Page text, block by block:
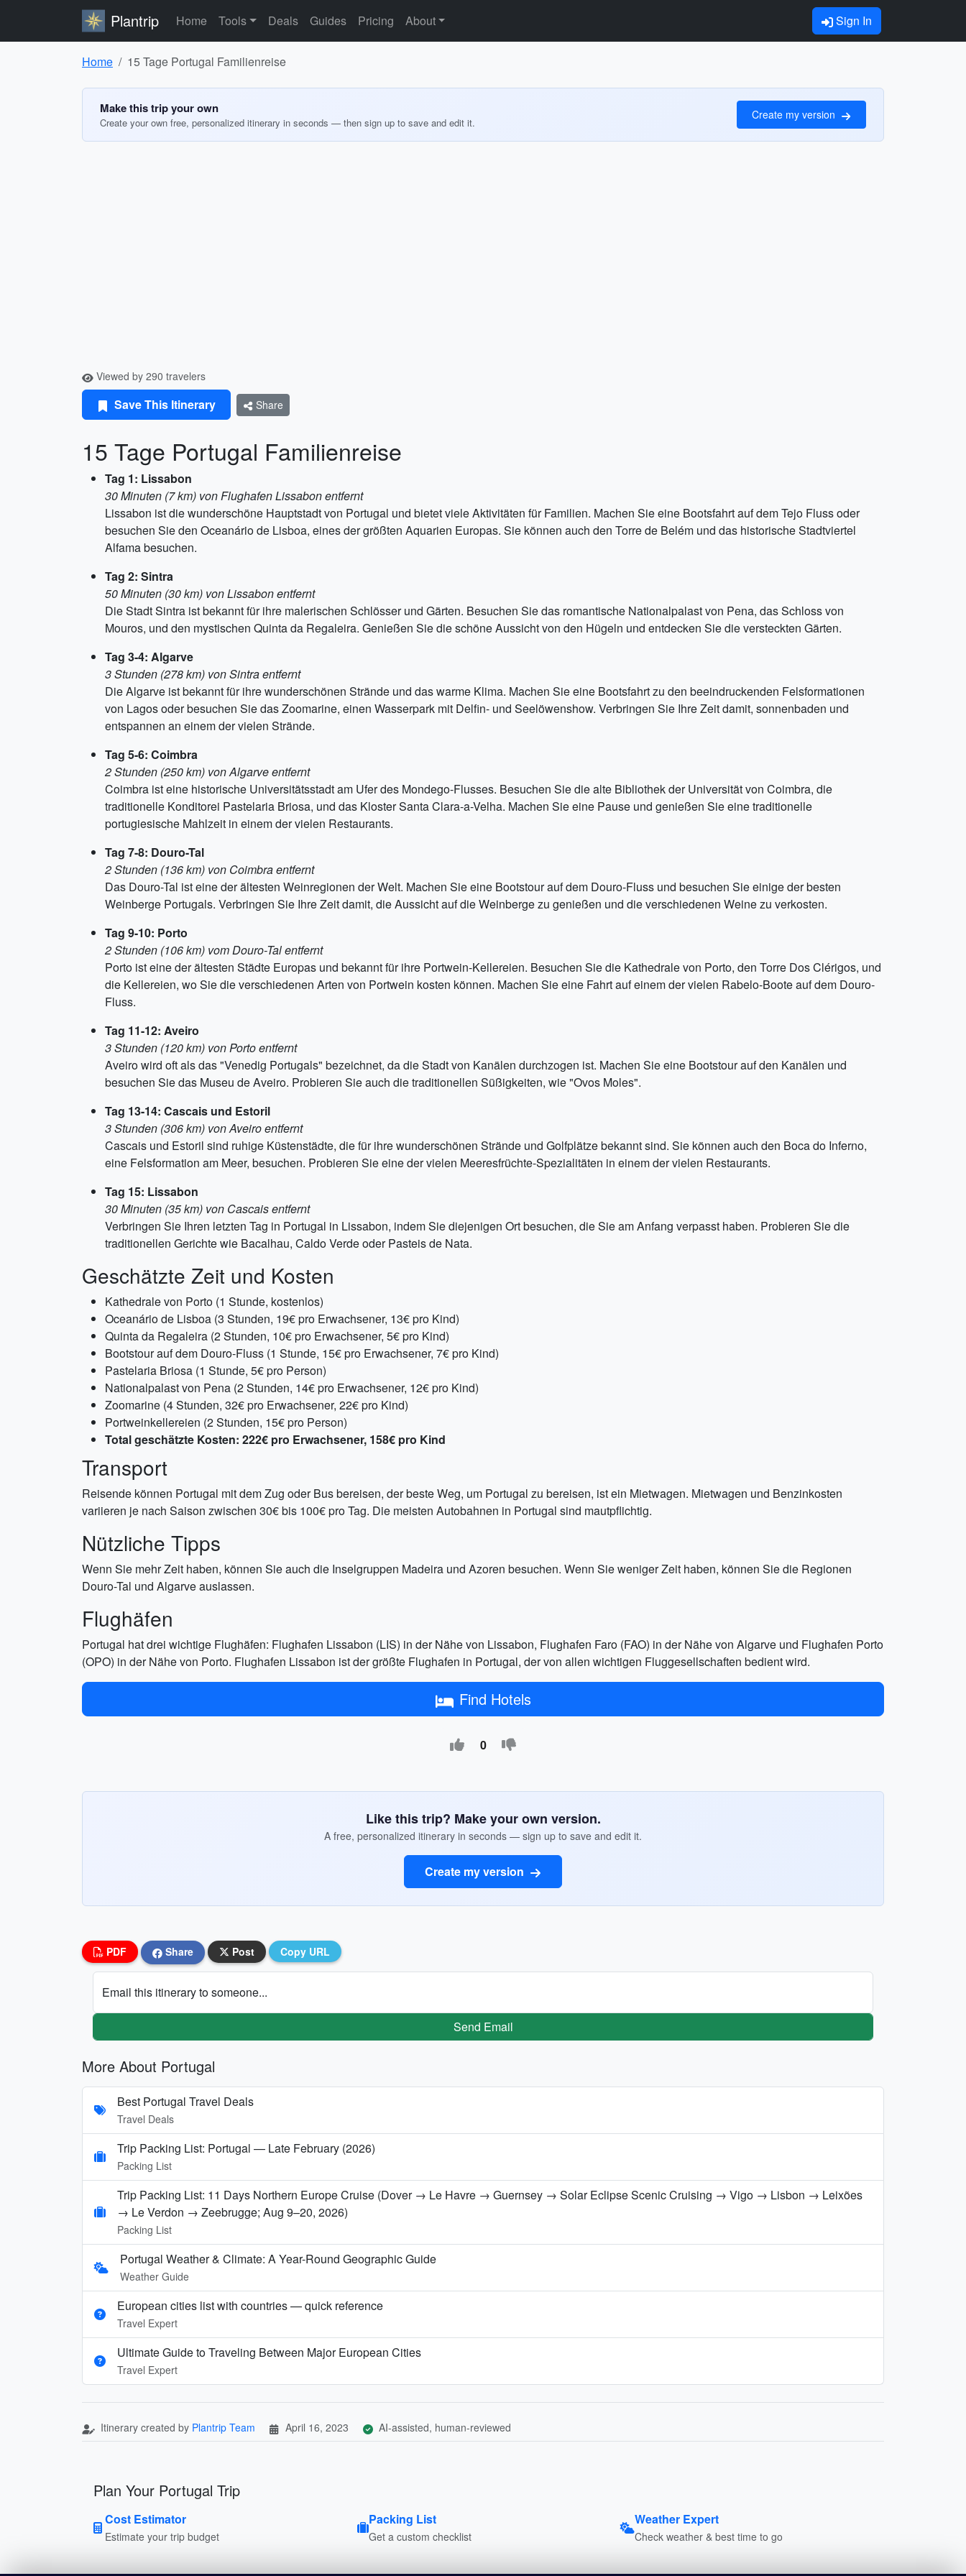
Plantrip Home Tools Deals Guides Pricing About Sign In
Home 15 Tage Portugal Familienreise
Make this trip your own
Create your own free, personalized itinerary in seconds — then sign up to save and edit it.
Create my version
Viewed by 290 travelers
Save This Itinerary Share
15 Tage Portugal Familienreise
Tag 1: Lissabon
30 Minuten (7 km) von Flughafen Lissabon entfernt
Lissabon ist die wunderschöne Hauptstadt von Portugal und bietet viele Aktivitäten für Familien. Machen Sie eine Bootsfahrt auf dem Tejo Fluss oder
besuchen Sie den Oceanário de Lisboa, eines der größten Aquarien Europas. Sie können auch den Torre de Belém und das historische Stadtviertel
Alfama besuchen.
Tag 2: Sintra
50 Minuten (30 km) von Lissabon entfernt
Die Stadt Sintra ist bekannt für ihre malerischen Schlösser und Gärten. Besuchen Sie das romantische Nationalpalast von Pena, das Schloss von
Mouros, und den mystischen Quinta da Regaleira. Genießen Sie die schöne Aussicht von den Hügeln und entdecken Sie die versteckten Gärten.
Tag 3-4: Algarve
3 Stunden (278 km) von Sintra entfernt
Die Algarve ist bekannt für ihre wunderschönen Strände und das warme Klima. Machen Sie eine Bootsfahrt zu den beeindruckenden Felsformationen
von Lagos oder besuchen Sie das Zoomarine, einen Wasserpark mit Delfin- und Seelöwenshow. Verbringen Sie Ihre Zeit damit, sonnenbaden und
entspannen an einem der vielen Strände.
Tag 5-6: Coimbra
2 Stunden (250 km) von Algarve entfernt
Coimbra ist eine historische Universitätsstadt am Ufer des Mondego-Flusses. Besuchen Sie die alte Bibliothek der Universität von Coimbra, die
traditionelle Konditorei Pastelaria Briosa, und das Kloster Santa Clara-a-Velha. Machen Sie eine Pause und genießen Sie eine traditionelle
portugiesische Mahlzeit in einem der vielen Restaurants.
Tag 7-8: Douro-Tal
2 Stunden (136 km) von Coimbra entfernt
Das Douro-Tal ist eine der ältesten Weinregionen der Welt. Machen Sie eine Bootstour auf dem Douro-Fluss und besuchen Sie einige der besten
Weinberge Portugals. Verbringen Sie Ihre Zeit damit, die Aussicht auf die Weinberge zu genießen und die verschiedenen Weine zu verkosten.
Tag 9-10: Porto
2 Stunden (106 km) vom Douro-Tal entfernt
Porto ist eine der ältesten Städte Europas und bekannt für ihre Portwein-Kellereien. Besuchen Sie die Kathedrale von Porto, den Torre Dos Clérigos, und
die Kellereien, wo Sie die verschiedenen Arten von Portwein kosten können. Machen Sie eine Fahrt auf einem der vielen Rabelo-Boote auf dem Douro-
Fluss.
Tag 11-12: Aveiro
3 Stunden (120 km) von Porto entfernt
Aveiro wird oft als das "Venedig Portugals" bezeichnet, da die Stadt von Kanälen durchzogen ist. Machen Sie eine Bootstour auf den Kanälen und
besuchen Sie das Museu de Aveiro. Probieren Sie auch die traditionellen Süßigkeiten, wie "Ovos Moles".
Tag 13-14: Cascais und Estoril
3 Stunden (306 km) von Aveiro entfernt
Cascais und Estoril sind ruhige Küstenstädte, die für ihre wunderschönen Strände und Golfplätze bekannt sind. Sie können auch den Boca do Inferno,
eine Felsformation am Meer, besuchen. Probieren Sie eine der vielen Meeresfrüchte-Spezialitäten in einem der vielen Restaurants.
Tag 15: Lissabon
30 Minuten (35 km) von Cascais entfernt
Verbringen Sie Ihren letzten Tag in Portugal in Lissabon, indem Sie diejenigen Ort besuchen, die Sie am Anfang verpasst haben. Probieren Sie die
traditionellen Gerichte wie Bacalhau, Caldo Verde oder Pasteis de Nata.
Geschätzte Zeit und Kosten
Kathedrale von Porto (1 Stunde, kostenlos)
Oceanário de Lisboa (3 Stunden, 19€ pro Erwachsener, 13€ pro Kind)
Quinta da Regaleira (2 Stunden, 10€ pro Erwachsener, 5€ pro Kind)
Bootstour auf dem Douro-Fluss (1 Stunde, 15€ pro Erwachsener, 7€ pro Kind)
Pastelaria Briosa (1 Stunde, 5€ pro Person)
Nationalpalast von Pena (2 Stunden, 14€ pro Erwachsener, 12€ pro Kind)
Zoomarine (4 Stunden, 32€ pro Erwachsener, 22€ pro Kind)
Portweinkellereien (2 Stunden, 15€ pro Person)
Total geschätzte Kosten: 222€ pro Erwachsener, 158€ pro Kind
Transport
Reisende können Portugal mit dem Zug oder Bus bereisen, der beste Weg, um Portugal zu bereisen, ist ein Mietwagen. Mietwagen und Benzinkosten
variieren je nach Saison zwischen 30€ bis 100€ pro Tag. Die meisten Autobahnen in Portugal sind mautpflichtig.
Nützliche Tipps
Wenn Sie mehr Zeit haben, können Sie auch die Inselgruppen Madeira und Azoren besuchen. Wenn Sie weniger Zeit haben, können Sie die Regionen
Douro-Tal und Algarve auslassen.
Flughäfen
Portugal hat drei wichtige Flughäfen: Flughafen Lissabon (LIS) in der Nähe von Lissabon, Flughafen Faro (FAO) in der Nähe von Algarve und Flughafen Porto
(OPO) in der Nähe von Porto. Flughafen Lissabon ist der größte Flughafen in Portugal, der von allen wichtigen Fluggesellschaften bedient wird.
Find Hotels
0
Like this trip? Make your own version.
A free, personalized itinerary in seconds — sign up to save and edit it.
Create my version
PDF Share Post Copy URL
Email this itinerary to someone...
Send Email
More About Portugal
Best Portugal Travel Deals
Travel Deals
Trip Packing List: Portugal — Late February (2026)
Packing List
Trip Packing List: 11 Days Northern Europe Cruise (Dover → Le Havre → Guernsey → Solar Eclipse Scenic Cruising → Vigo → Lisbon → Leixões
→ Le Verdon → Zeebrugge; Aug 9–20, 2026)
Packing List
Portugal Weather & Climate: A Year-Round Geographic Guide
Weather Guide
European cities list with countries — quick reference
Travel Expert
Ultimate Guide to Traveling Between Major European Cities
Travel Expert
Itinerary created by Plantrip Team April 16, 2023 AI-assisted, human-reviewed
Plan Your Portugal Trip
Cost Estimator
Estimate your trip budget
Packing List
Get a custom checklist
Weather Expert
Check weather & best time to go